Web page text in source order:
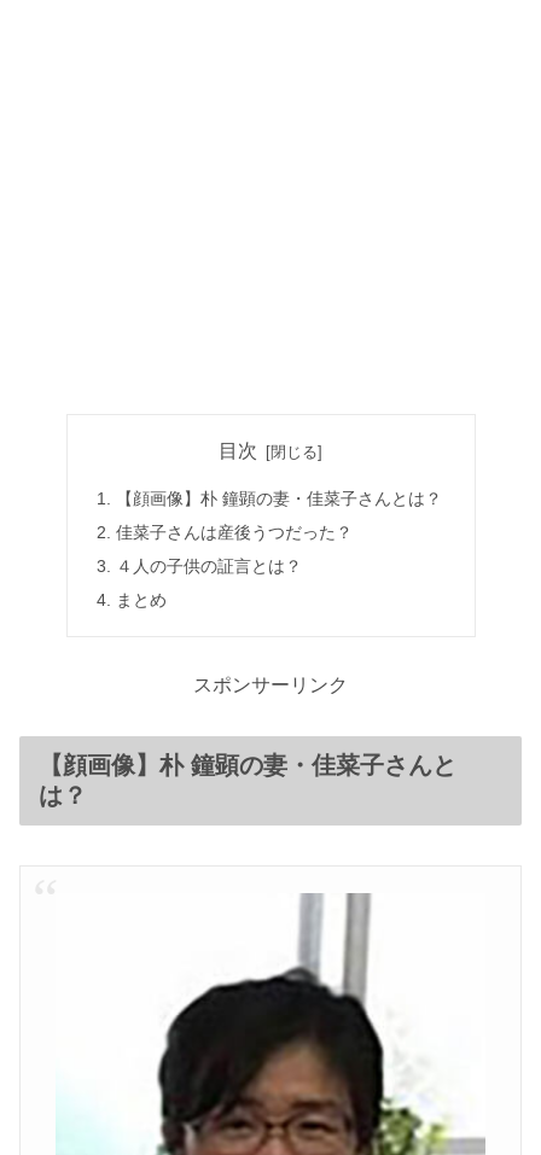
目次
【顔画像】朴 鐘顕の妻・佳菜子さんとは？
佳菜子さんは産後うつだった？
４人の子供の証言とは？
まとめ
スポンサーリンク
【顔画像】朴 鐘顕の妻・佳菜子さんと
は？